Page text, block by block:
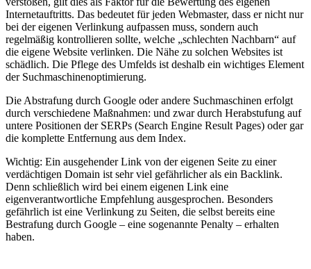
Internetauftritts. Das bedeutet für jeden Webmaster, dass er nicht nur
bei der eigenen Verlinkung aufpassen muss, sondern auch
regelmäßig kontrollieren sollte, welche „schlechten Nachbarn“ auf
die eigene Website verlinken. Die Nähe zu solchen Websites ist
schädlich. Die Pflege des Umfelds ist deshalb ein wichtiges Element
der Suchmaschinenoptimierung.
Die Abstrafung durch Google oder andere Suchmaschinen erfolgt
durch verschiedene Maßnahmen: und zwar durch Herabstufung auf
untere Positionen der SERPs (Search Engine Result Pages) oder gar
die komplette Entfernung aus dem Index.
Wichtig: Ein ausgehender Link von der eigenen Seite zu einer
verdächtigen Domain ist sehr viel gefährlicher als ein Backlink.
Denn schließlich wird bei einem eigenen Link eine
eigenverantwortliche Empfehlung ausgesprochen. Besonders
gefährlich ist eine Verlinkung zu Seiten, die selbst bereits eine
Bestrafung durch Google – eine sogenannte Penalty – erhalten
haben.